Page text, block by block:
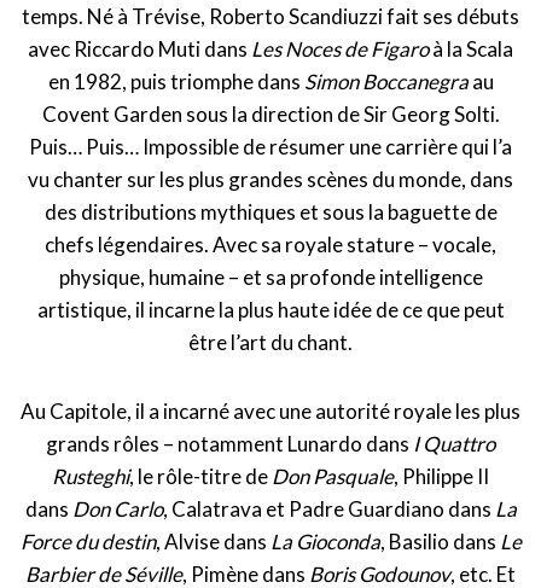
temps. Né à Trévise, Roberto Scandiuzzi fait ses débuts
avec Riccardo Muti dans Les Noces de Figaroà la Scala
en 1982, puis triomphe dans Simon Boccanegraau
Covent Garden sous la direction de Sir Georg Solti.
Puis… Puis… Impossible de résumer une carrière qui l’a
vu chanter sur les plus grandes scènes du monde, dans
des distributions mythiques et sous la baguette de
chefs légendaires. Avec sa royale stature – vocale,
physique, humaine – et sa profonde intelligence
artistique, il incarne la plus haute idée de ce que peut
être l’art du chant.
Au Capitole, il a incarné avec une autorité royale les plus
grands rôles – notamment Lunardo dans I Quattro
Rusteghi, le rôle-titre deDon Pasquale, Philippe II
dans Don Carlo, Calatrava et Padre Guardiano dans La
Force du destin, Alvise dans La Gioconda, Basilio dans Le
Barbier de Séville, Pimène dans Boris Godounov, etc. Et